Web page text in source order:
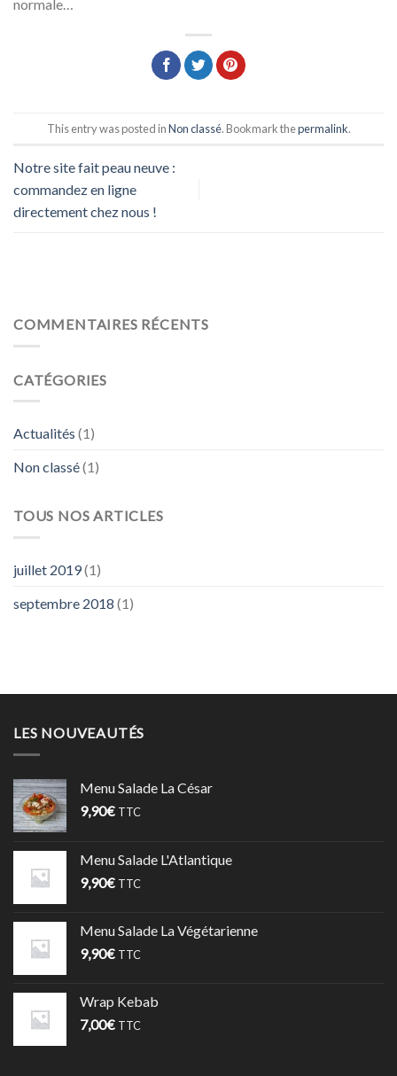
COMMENTAIRES RÉCENTS
CATÉGORIES
Actualités (1)
Non classé(1)
TOUS NOS ARTICLES
juillet 2019(1)
septembre 2018 (1)
normale…
This entry was posted inNon classé. Bookmark thepermalink.
Notre site fait peau neuve :
commandez en ligne
directement chez nous !
LES NOUVEAUTÉS
Menu Salade La César
9,90€ TTC
Menu Salade L'Atlantique
9,90€ TTC
Menu Salade La Végétarienne
9,90€ TTC
Wrap Kebab
7,00€ TTC